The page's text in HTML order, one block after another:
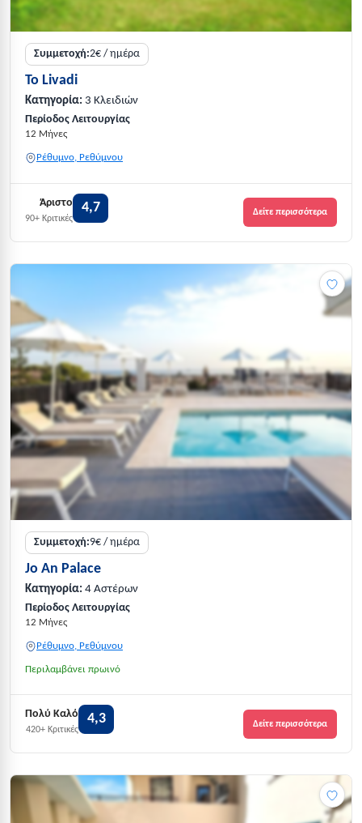
Συμμετοχή:2€ / ημέρα
To Livadi
Κατηγορία: 3 Κλειδιών
Περίοδος Λειτουργίας
12 Μήνες
Ρέθυμνο, Ρεθύμνου
Άριστο
90+ Κριτικές
4,7 Δείτε περισσότερα
Συμμετοχή:9€ / ημέρα
Jo An Palace
Κατηγορία: 4 Αστέρων
Περίοδος Λειτουργίας
12 Μήνες
Ρέθυμνο, Ρεθύμνου
Περιλαμβάνει πρωινό
Πολύ Καλό
420+ Κριτικές
4,3 Δείτε περισσότερα